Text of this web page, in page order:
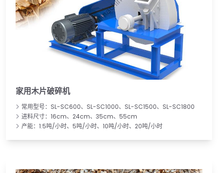
家用木片破碎机
常用型号：SL-SC600、SL-SC1000、SL-SC1500、SL-SC1800
进料尺寸：16cm、24cm、35cm、55cm
产能：1.5吨/小时、5吨/小时、10吨/小时、20吨/小时